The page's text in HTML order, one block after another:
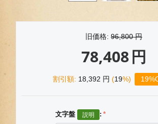
旧価格: 96,800 円
78,408円
割引額: 18,392 円 (19%)
文字盤 :